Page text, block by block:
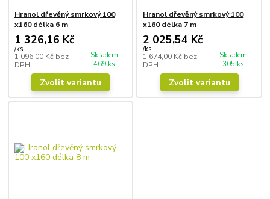
Hranol dřevěný smrkový 100
x160 délka 6 m
1 326,16 Kč
/ks
1 096,00 Kč bez
DPH
Skladem
469 ks
Zvolit variantu
Hranol dřevěný smrkový 100
x160 délka 7 m
2 025,54 Kč
/ks
1 674,00 Kč bez
DPH
Skladem
305 ks
Zvolit variantu